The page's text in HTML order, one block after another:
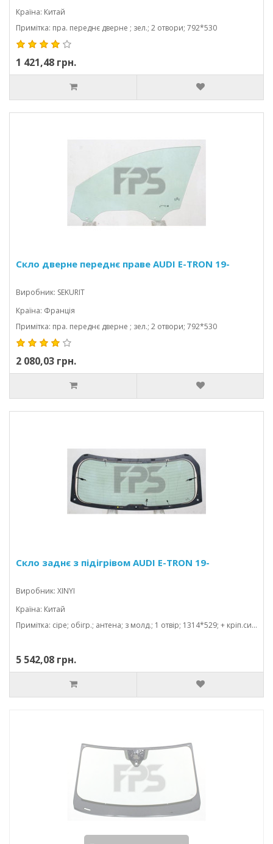
Країна: Китай
Примітка: пра. переднє дверне ; зел.; 2 отвори; 792*530
1 421,48 грн.
Скло дверне переднє праве AUDI E-TRON 19-
Виробник: SEKURIT
Країна: Франція
Примітка: пра. переднє дверне ; зел.; 2 отвори; 792*530
2 080,03 грн.
Скло заднє з підігрівом AUDI E-TRON 19-
Виробник: XINYI
Країна: Китай
Примітка: сіре; обігр.; антена; з молд.; 1 отвір; 1314*529; + кріп.сигналіз.
5 542,08 грн.